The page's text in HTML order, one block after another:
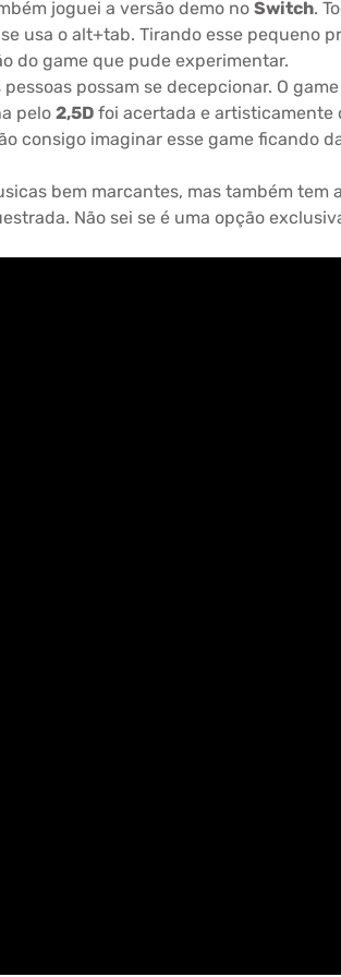
joguei a versão demo no Switch.
usa o alt+tab. Tirando esse pequeno
do game que pude experimentar.
possam se decepcionar. O
pelo 2,5D foi acertada e artisticamente
consigo imaginar esse game ficando
bem marcantes, mas também tem
Não sei se é uma opção